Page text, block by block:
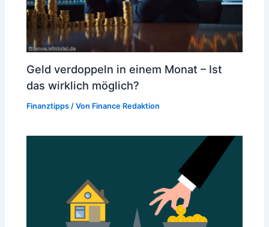
Geld verdoppeln in einem Monat – Ist
das wirklich möglich?
Finanztipps / Von Finance Redaktion